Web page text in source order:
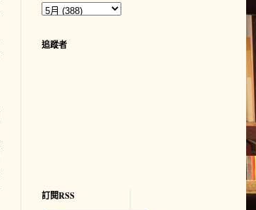
追蹤者
訂閱RSS